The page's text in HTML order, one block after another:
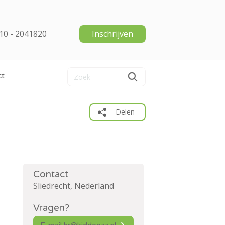
- 2041820 Inschrijven
Delen
Contact
Sliedrecht, Nederland
Vragen?